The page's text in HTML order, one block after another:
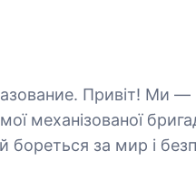
Ми —
механізованої
бореться за мир і